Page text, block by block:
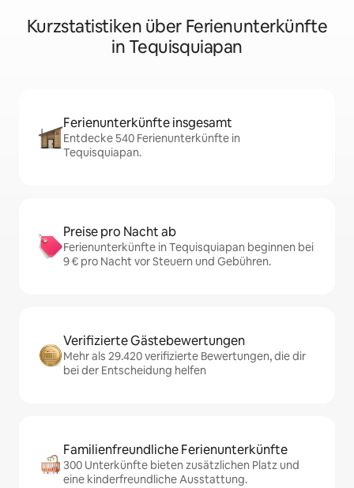
Kurzstatistiken über Ferienunterkünfte
in Tequisquiapan
Ferienunterkünfte insgesamt
Entdecke 540 Ferienunterkünfte in
Tequisquiapan.
Preise pro Nacht ab
Ferienunterkünfte in Tequisquiapan beginnen bei
9 € pro Nacht vor Steuern und Gebühren.
Verifizierte Gästebewertungen
Mehr als 29.420 verifizierte Bewertungen, die dir
bei der Entscheidung helfen
Familienfreundliche Ferienunterkünfte
300 Unterkünfte bieten zusätzlichen Platz und
eine kinderfreundliche Ausstattung.